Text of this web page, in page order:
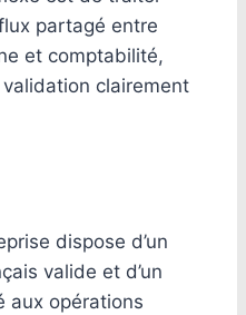
partagé entre
et comptabilité,
clairement
dispose d’un
valide et d’un
aux opérations